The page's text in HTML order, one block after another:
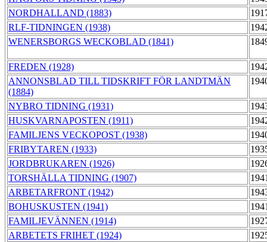
NORDHALLAND (1883)
RLF-TIDNINGEN (1938)
WENERSBORGS WECKOBLAD (1841)
FREDEN (1928)
ANNONSBLAD TILL TIDSKRIFT FÖR LANDTMÄN
(1884)
NYBRO TIDNING (1931)
HUSKVARNAPOSTEN (1911)
FAMILJENS VECKOPOST (1938)
FRIBYTAREN (1933)
JORDBRUKAREN (1926)
TORSHÄLLA TIDNING (1907)
ARBETARFRONT (1942)
BOHUSKUSTEN (1941)
FAMILJEVÄNNEN (1914)
ARBETETS FRIHET (1924)